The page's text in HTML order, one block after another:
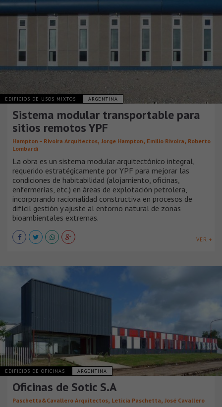
EDIFICIOS DE USOS MIXTOS ARGENTINA
Sistema modular transportable para
sitios remotos YPF
Hampton – Rivoira Arquitectos, Jorge Hampton, Emilio Rivoira, Roberto
Lombardi
La obra es un sistema modular arquitectónico integral,
requerido estratégicamente por YPF para mejorar las
condiciones de habitabilidad (alojamiento, oficinas,
enfermerías, etc.) en áreas de explotación petrolera,
incorporando racionalidad constructiva en procesos de
difícil gestión y ajuste al entorno natural de zonas
bioambientales extremas.
VER +
EDIFICIOS DE OFICINAS ARGENTINA
Oficinas de Sotic S.A
Paschetta&Cavallero Arquitectos, Leticia Paschetta, José Cavallero